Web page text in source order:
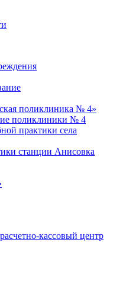
поликлиника № 4»
поликлиники № 4
практики села
станции Анисовка